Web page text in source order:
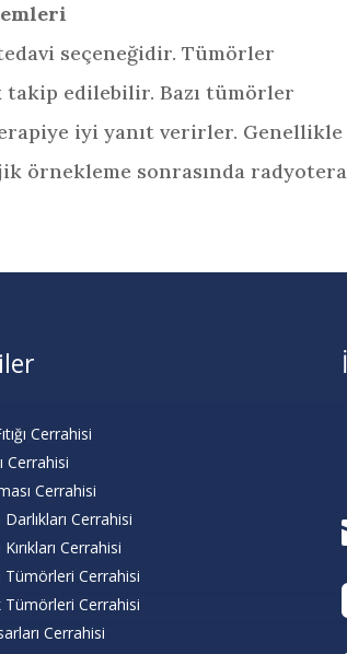
seçeneğidir. Tümörler
takip edilebilir. Bazı tümörler
iyi yanıt verirler. Genellikle
örnekleme sonrasında
Cerrahisi
Cerrahisi
Cerrahisi
Cerrahisi
Cerrahisi
Cerrahisi
Tümörleri Cerrahisi
Cerrahisi